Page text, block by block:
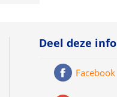
Deel deze info
Facebook